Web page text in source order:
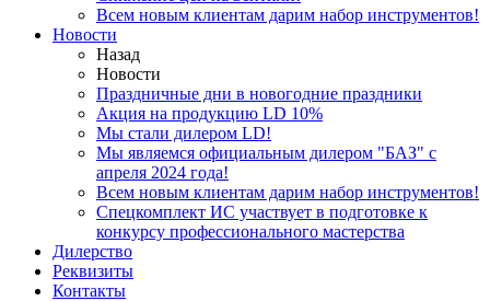
Всем новым клиентам дарим набор инструментов!
Новости
Назад
Новости
Праздничные дни в новогодние праздники
Акция на продукцию LD 10%
Мы стали дилером LD!
Мы являемся официальным дилером "БАЗ" с
апреля 2024 года!
Всем новым клиентам дарим набор инструментов!
Спецкомплект ИС участвует в подготовке к
конкурсу профессионального мастерства
Дилерство
Реквизиты
Контакты